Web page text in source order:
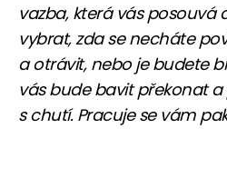
vazba, která vás posouvá
vybrat, zda se necháte
a otrávit, nebo je budete
vás bude bavit překonat
s chutí. Pracuje se vám